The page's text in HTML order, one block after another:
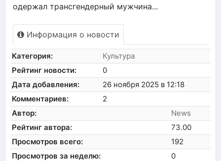
одержал трансгендерный мужчина...
Информация о новости
Категория:
Культура
Рейтинг новости:
0
Дата добавления:
26 ноября 2025 в 12:18
Комментариев:
2
Автор:
News
Рейтинг автора:
73.00
Просмотров всего:
192
Просмотров за неделю:
0